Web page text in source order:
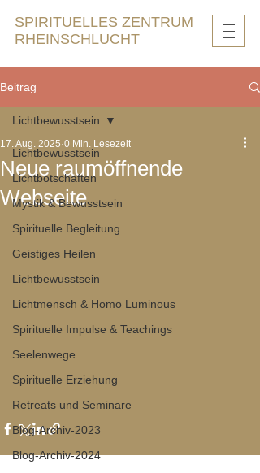
SPIRITUELLES ZENTRUM
RHEINSCHLUCHT
Beitrag
Lichtbewusstsein
Lichtbotschaften
Mystik & Bewusstsein
Spirituelle Begleitung
Geistiges Heilen
Lichtbewusstsein
Lichtmensch & Homo Luminous
Spirituelle Impulse & Teachings
Seelenwege
Spirituelle Erziehung
Retreats und Seminare
Blog-Archiv-2023
Blog-Archiv-2024
Lichtbewusstsein
Neue raumöffnende
Webseite
17. Aug. 2025 0 Min. Lesezeit